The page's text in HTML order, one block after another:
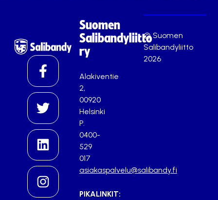
Suomen
Salibandyliitto
ry
Alakiventie
2,
00920
Helsinki
P.
0400-
529
017
asiakaspalvelu@salibandy.fi
PIKALINKIT:
© Suomen
Salibandyliitto
2026